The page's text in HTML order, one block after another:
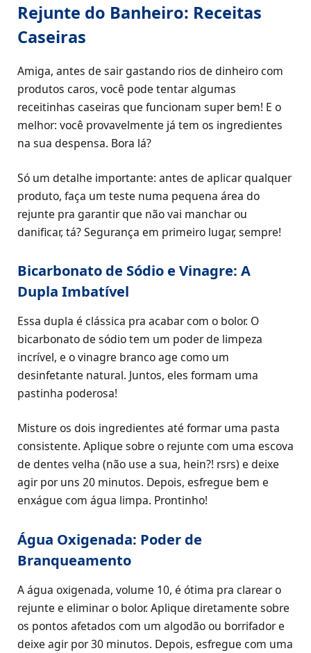
Rejunte do Banheiro: Receitas
Caseiras
Amiga, antes de sair gastando rios de dinheiro com
produtos caros, você pode tentar algumas
receitinhas caseiras que funcionam super bem! E o
melhor: você provavelmente já tem os ingredientes
na sua despensa. Bora lá?
Só um detalhe importante: antes de aplicar qualquer
produto, faça um teste numa pequena área do
rejunte pra garantir que não vai manchar ou
danificar, tá? Segurança em primeiro lugar, sempre!
Bicarbonato de Sódio e Vinagre: A
Dupla Imbatível
Essa dupla é clássica pra acabar com o bolor. O
bicarbonato de sódio tem um poder de limpeza
incrível, e o vinagre branco age como um
desinfetante natural. Juntos, eles formam uma
pastinha poderosa!
Misture os dois ingredientes até formar uma pasta
consistente. Aplique sobre o rejunte com uma escova
de dentes velha (não use a sua, hein?! rsrs) e deixe
agir por uns 20 minutos. Depois, esfregue bem e
enxágue com água limpa. Prontinho!
Água Oxigenada: Poder de
Branqueamento
A água oxigenada, volume 10, é ótima pra clarear o
rejunte e eliminar o bolor. Aplique diretamente sobre
os pontos afetados com um algodão ou borrifador e
deixe agir por 30 minutos. Depois, esfregue com uma